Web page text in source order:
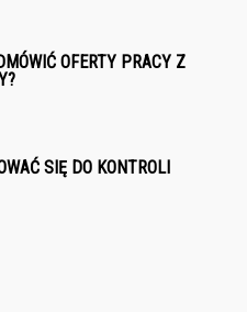
OFERTY PRACY Z
SIĘ DO KONTROLI